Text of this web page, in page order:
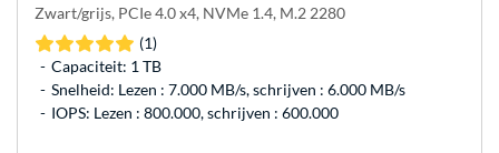
Zwart/grijs, PCIe 4.0 x4, NVMe 1.4, M.2 2280
(1)
Capaciteit: 1 TB
Snelheid: Lezen : 7.000 MB/s, schrijven : 6.000 MB/s
IOPS: Lezen : 800.000, schrijven : 600.000